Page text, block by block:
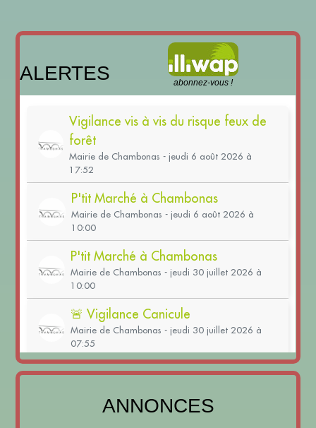
ALERTES abonnez-vous !
ANNONCES